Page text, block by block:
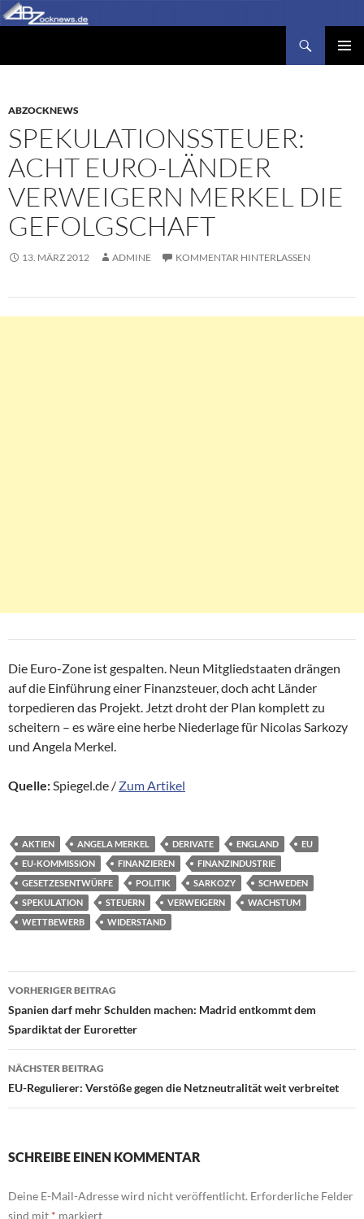
Zum
Inhalt
ABZOCKNEWS
SPEKULATIONSSTEUER:
ACHT EURO-LÄNDER
VERWEIGERN MERKEL DIE
GEFOLGSCHAFT
13. MÄRZ 2012 ADMINE KOMMENTAR HINTERLASSEN
Die Euro-Zone ist gespalten. Neun Mitgliedstaaten drängen
auf die Einführung einer Finanzsteuer, doch acht Länder
torpedieren das Projekt. Jetzt droht der Plan komplett zu
scheitern – es wäre eine herbe Niederlage für Nicolas Sarkozy
und Angela Merkel.
Quelle:Spiegel.de / Zum Artikel
AKTIEN ANGELA MERKEL DERIVATE ENGLAND
EU
EU-KOMMISSION
FINANZIEREN
FINANZINDUSTRIE
GESETZESENTWÜRFE
POLITIK SARKOZY
SCHWEDEN
SPEKULATION
STEUERN VERWEIGERN
WACHSTUM
WETTBEWERB
WIDERSTAND
Beitragsnavigation
VORHERIGER BEITRAG
Spanien darf mehr Schulden machen: Madrid entkommt dem
Spardiktat der Euroretter
NÄCHSTER BEITRAG
EU-Regulierer: Verstöße gegen die Netzneutralität weit verbreitet
SCHREIBE EINEN KOMMENTAR
Deine E-Mail-Adresse wird nicht veröffentlicht. Erforderliche Felder
sind mit * markiert